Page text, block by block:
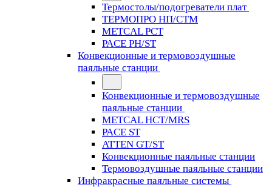
Термостолы/подогреватели плат
ТЕРМОПРО НП/СТМ
METCAL PCT
PACE PH/ST
Конвекционные и термовоздушные
паяльные станции
Конвекционные и термовоздушные
паяльные станции
METCAL HCT/MRS
PACE ST
ATTEN GT/ST
Конвекционные паяльные станции
Термовоздушные паяльные станции
Инфракрасные паяльные системы